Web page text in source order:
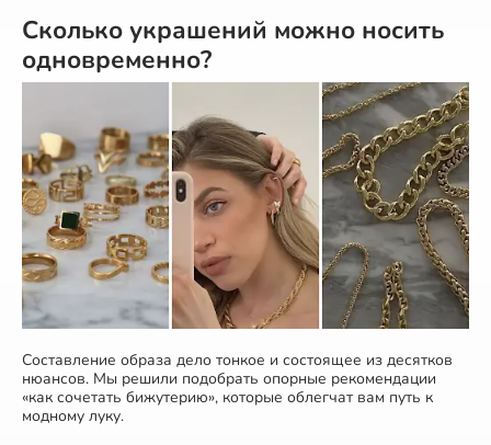
Сколько украшений можно носить
одновременно?
Составление образа дело тонкое и состоящее из десятков
нюансов. Мы решили подобрать опорные рекомендации
«как сочетать бижутерию», которые облегчат вам путь к
модному луку.